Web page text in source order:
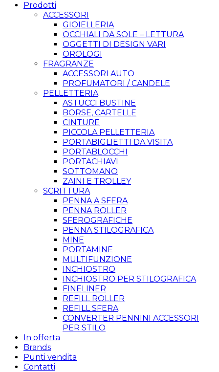
Prodotti
ACCESSORI
GIOIELLERIA
OCCHIALI DA SOLE – LETTURA
OGGETTI DI DESIGN VARI
OROLOGI
FRAGRANZE
ACCESSORI AUTO
PROFUMATORI / CANDELE
PELLETTERIA
ASTUCCI BUSTINE
BORSE, CARTELLE
CINTURE
PICCOLA PELLETTERIA
PORTABIGLIETTI DA VISITA
PORTABLOCCHI
PORTACHIAVI
SOTTOMANO
ZAINI E TROLLEY
SCRITTURA
PENNA A SFERA
PENNA ROLLER
SFEROGRAFICHE
PENNA STILOGRAFICA
MINE
PORTAMINE
MULTIFUNZIONE
INCHIOSTRO
INCHIOSTRO PER STILOGRAFICA
FINELINER
REFILL ROLLER
REFILL SFERA
CONVERTER PENNINI ACCESSORI
PER STILO
In offerta
Brands
Punti vendita
Contatti